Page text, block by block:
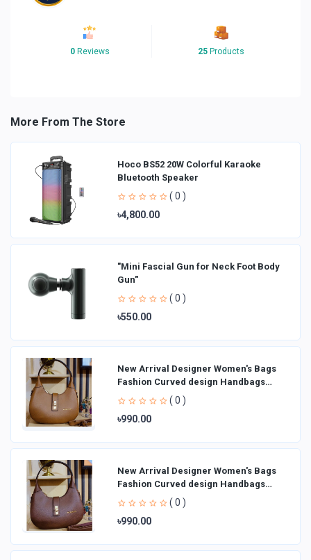
0 Reviews 25 Products
More From The Store
Hoco BS52 20W Colorful Karaoke
Bluetooth Speaker
( 0 )
৳4,800.00
"Mini Fascial Gun for Neck Foot Body
Gun"
( 0 )
৳550.00
New Arrival Designer Women′s Bags
Fashion Curved design Handbags
Shoulder Bag La
( 0 )
৳990.00
New Arrival Designer Women′s Bags
Fashion Curved design Handbags
Shoulder Bag La
( 0 )
৳990.00